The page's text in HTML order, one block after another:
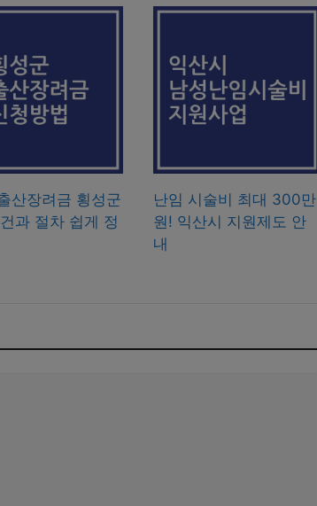
산장려금 횡성군
과 절차 쉽게 정
난임 시술비 최대 300만
원! 익산시 지원제도 안
내